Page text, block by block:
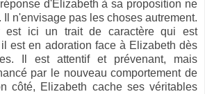
d'Elizabeth à sa proposition ne
Il n'envisage pas les choses autrement.
est ici un trait de caractère qui est
est en adoration face à Elizabeth dès
Il est attentif et prévenant, mais
par le nouveau comportement de
côté, Elizabeth cache ses véritables